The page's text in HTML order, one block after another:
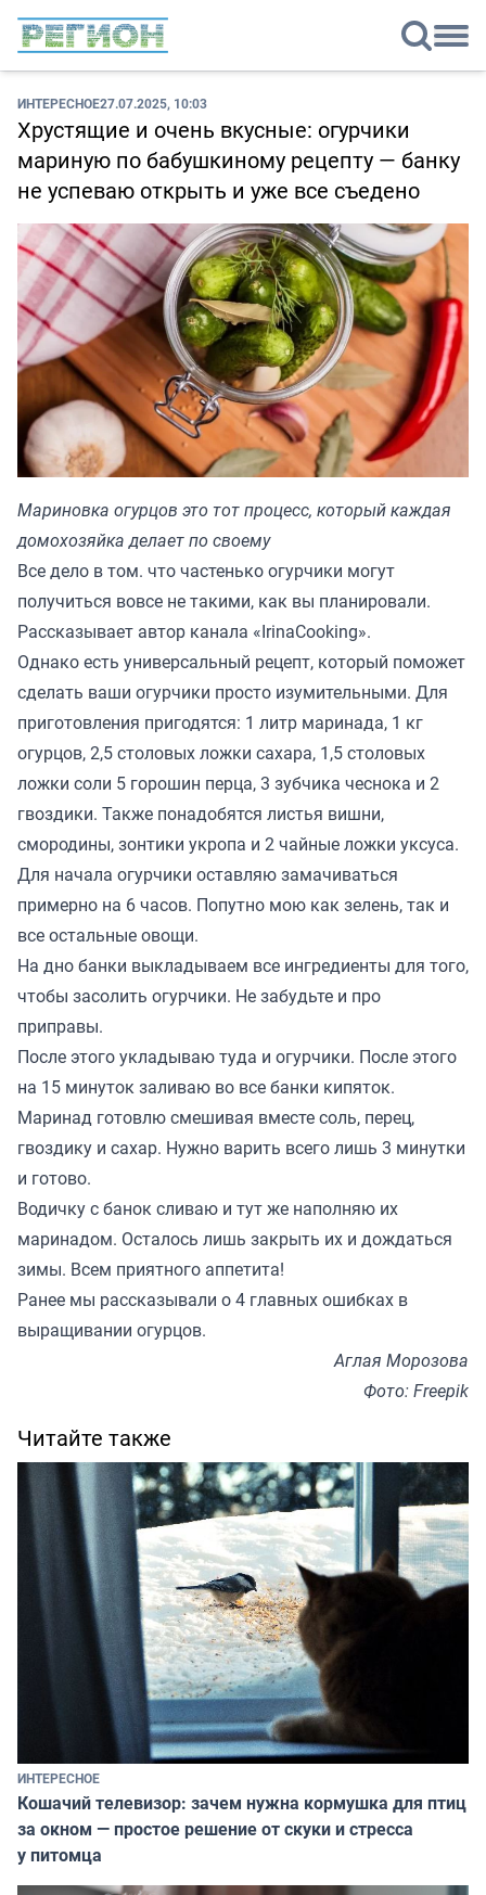
ИНТЕРЕСНОЕ27.07.2025, 10:03
Хрустящие и очень вкусные: огурчики
мариную по бабушкиному рецепту — банку
не успеваю открыть и уже все съедено
Мариновка огурцов это тот процесс, который каждая
домохозяйка делает по своему
Все дело в том. что частенько огурчики могут
получиться вовсе не такими, как вы планировали.
Рассказывает автор канала «IrinaCooking».
Однако есть универсальный рецепт, который поможет
сделать ваши огурчики просто изумительными. Для
приготовления пригодятся: 1 литр маринада, 1 кг
огурцов, 2,5 столовых ложки сахара, 1,5 столовых
ложки соли 5 горошин перца, 3 зубчика чеснока и 2
гвоздики. Также понадобятся листья вишни,
смородины, зонтики укропа и 2 чайные ложки уксуса.
Для начала огурчики оставляю замачиваться
примерно на 6 часов. Попутно мою как зелень, так и
все остальные овощи.
На дно банки выкладываем все ингредиенты для того,
чтобы засолить огурчики. Не забудьте и про
приправы.
После этого укладываю туда и огурчики. После этого
на 15 минуток заливаю во все банки кипяток.
Маринад готовлю смешивая вместе соль, перец,
гвоздику и сахар. Нужно варить всего лишь 3 минутки
и готово.
Водичку с банок сливаю и тут же наполняю их
маринадом. Осталось лишь закрыть их и дождаться
зимы. Всем приятного аппетита!
Ранее мы рассказывали о 4 главных ошибках в
выращивании огурцов.
Аглая Морозова
Фото: Freepik
Читайте также
ИНТЕРЕСНОЕ
Кошачий телевизор: зачем нужна кормушка для птиц
за окном — простое решение от скуки и стресса
у питомца